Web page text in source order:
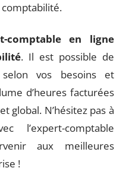
comptable en ligne
. Il est possible de
vos besoins et
d’heures facturées
global. N’hésitez pas à
l’expert-comptable
aux meilleures
!